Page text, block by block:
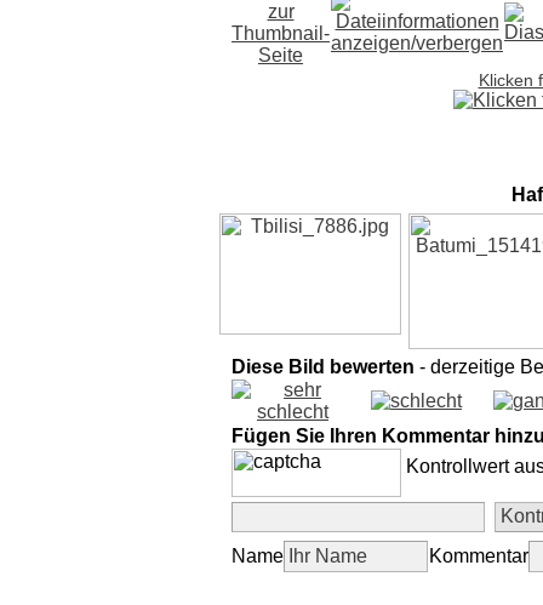
Klicken
Diese Bild bewerten - derzeitige
Fügen Sie Ihren Kommentar
Kontrollwert
Name Kommentar